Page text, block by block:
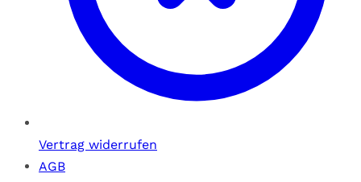
Vertrag widerrufen
AGB